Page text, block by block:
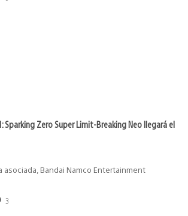
Sparking Zero Super Limit-Breaking Neo llegará el
asociada, Bandai Namco Entertainment
3